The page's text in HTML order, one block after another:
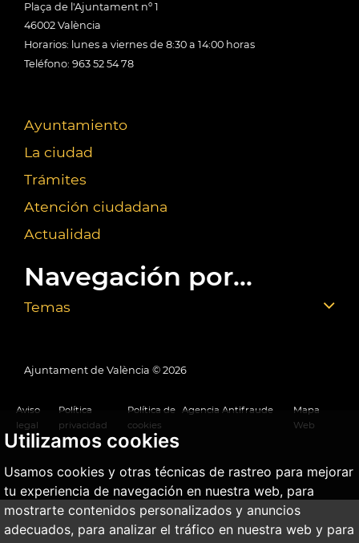
Utilizamos cookies
Usamos cookies y otras técnicas de rastreo para mejorar
tu experiencia de navegación en nuestra web, para
mostrarte contenidos personalizados y anuncios
adecuados, para analizar el tráfico en nuestra web y para
Plaça de l'Ajuntament nº 1
46002 València
Horarios: lunes a viernes de 8:30 a 14:00 horas
Teléfono: 963 52 54 78
Ayuntamiento
La ciudad
Trámites
Atención ciudadana
Actualidad
Navegación por...
Temas
Ajuntament de València © 2026
Aviso
legal
Política
privacidad
Política de
cookies
Agencia Antifraude
Mapa
Web